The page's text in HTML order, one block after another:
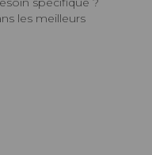
les meilleurs